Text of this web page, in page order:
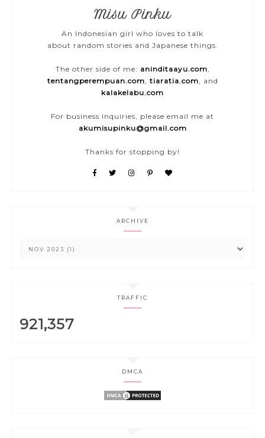
Misu Pinku
An Indonesian girl who loves to talk
about random stories and Japanese things.
The other side of me: aninditaayu.com,
tentangperempuan.com, tiaratia.com, and
kalakelabu.com
For business inquiries, please email me at
akumisupinku@gmail.com
Thanks for stopping by!
ARCHIVE
TRAFFIC
921,357
DMCA